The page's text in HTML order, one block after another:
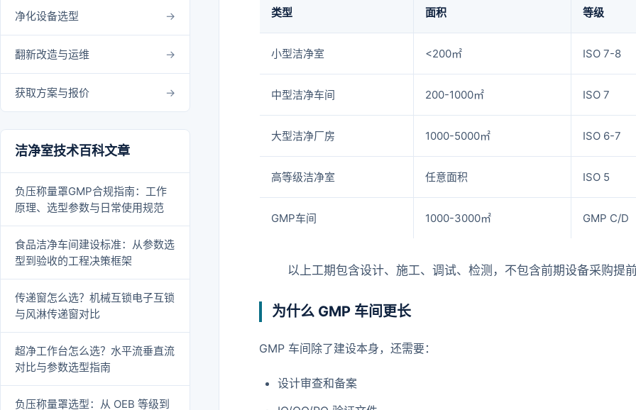
净化设备选型
翻新改造与运维
获取方案与报价
洁净室技术百科文章
负压称量罩GMP合规指南：工作
原理、选型参数与日常使用规范
食品洁净车间建设标准：从参数选
型到验收的工程决策框架
传递窗怎么选？机械互锁电子互锁
与风淋传递窗对比
超净工作台怎么选？水平流垂直流
对比与参数选型指南
负压称量罩选型：从 OEB 等级到
类型 面积 等级
小型洁净室 <200㎡ ISO 7-8
中型洁净车间 200-1000㎡ ISO 7
大型洁净厂房 1000-5000㎡ ISO 6-7
高等级洁净室 任意面积 ISO 5
GMP车间 1000-3000㎡ GMP C/D
以上工期包含设计、施工、调试、检测，不包含前期设备采购提
为什么 GMP 车间更长
GMP 车间除了建设本身，还需要：
设计审查和备案